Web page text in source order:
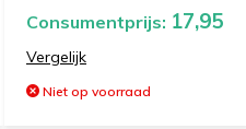
Consumentprijs: 17,95
Vergelijk
Niet op voorraad